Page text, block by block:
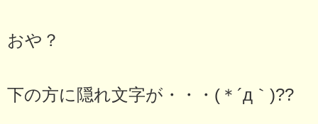
おや？
下の方に隠れ文字が・・・(＊´д｀)??